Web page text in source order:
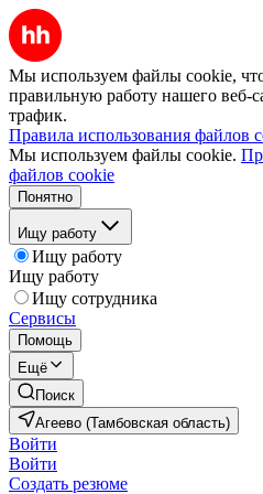
Мы используем файлы cookie,
правильную работу нашего веб-
трафик.
Правила использования файлов
Мы используем файлы cookie.
файлов cookie
Понятно
Ищу работу
Ищу работу
Ищу работу
Ищу сотрудника
Сервисы
Помощь
Ещё
Поиск
Агеево (Тамбовская область)
Войти
Войти
Создать резюме